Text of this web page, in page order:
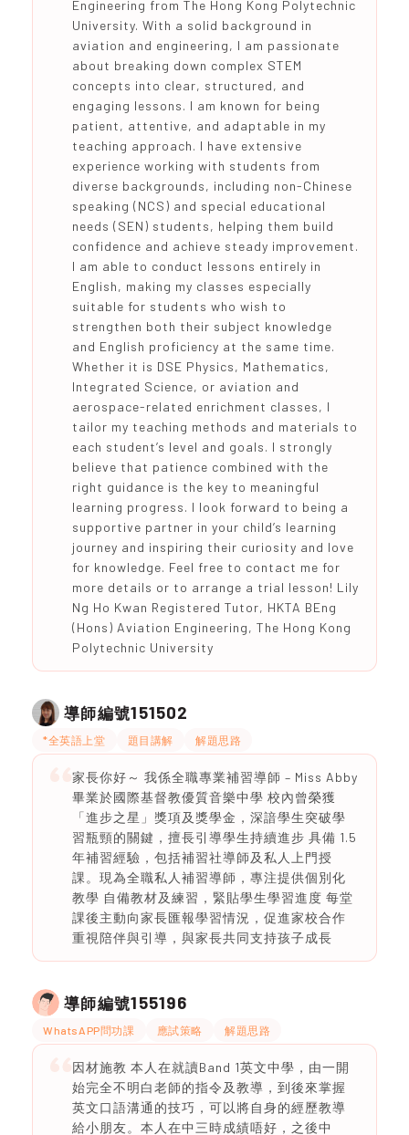
Engineering from The Hong Kong Polytechnic
University. With a solid background in
aviation and engineering, I am passionate
about breaking down complex STEM
concepts into clear, structured, and
engaging lessons. I am known for being
patient, attentive, and adaptable in my
teaching approach. I have extensive
experience working with students from
diverse backgrounds, including non-Chinese
speaking (NCS) and special educational
needs (SEN) students, helping them build
confidence and achieve steady improvement.
I am able to conduct lessons entirely in
English, making my classes especially
suitable for students who wish to
strengthen both their subject knowledge
and English proficiency at the same time.
Whether it is DSE Physics, Mathematics,
Integrated Science, or aviation and
aerospace-related enrichment classes, I
tailor my teaching methods and materials to
each student’s level and goals. I strongly
believe that patience combined with the
right guidance is the key to meaningful
learning progress. I look forward to being a
supportive partner in your child’s learning
journey and inspiring their curiosity and love
for knowledge. Feel free to contact me for
more details or to arrange a trial lesson! Lily
Ng Ho Kwan Registered Tutor, HKTA BEng
(Hons) Aviation Engineering, The Hong Kong
Polytechnic University
導師編號151502
*全英語上堂 題目講解 解題思路
家長你好～ 我係全職專業補習導師 – Miss Abby
畢業於國際基督教優質音樂中學 校內曾榮獲
「進步之星」獎項及獎學金，深諳學生突破學
習瓶頸的關鍵，擅長引導學生持續進步 具備 1.5
年補習經驗，包括補習社導師及私人上門授
課。現為全職私人補習導師，專注提供個別化
教學 自備教材及練習，緊貼學生學習進度 每堂
課後主動向家長匯報學習情況，促進家校合作
重視陪伴與引導，與家長共同支持孩子成長
導師編號155196
WhatsAPP問功課 應試策略 解題思路
因材施教 本人在就讀Band 1英文中學，由一開
始完全不明白老師的指令及教導，到後來掌握
英文口語溝通的技巧，可以將自身的經歷教導
給小朋友。本人在中三時成績唔好，之後中